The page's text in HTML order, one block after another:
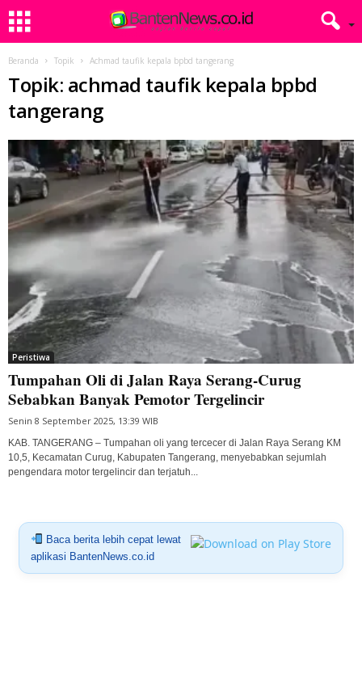
Beranda Topik Achmad taufik kepala bpbd tangerang
Topik: achmad taufik kepala bpbd
tangerang
Peristiwa
Tumpahan Oli di Jalan Raya Serang-Curug
Sebabkan Banyak Pemotor Tergelincir
Senin 8 September 2025, 13:39 WIB
KAB. TANGERANG – Tumpahan oli yang tercecer di Jalan Raya Serang KM
10,5, Kecamatan Curug, Kabupaten Tangerang, menyebabkan sejumlah
pengendara motor tergelincir dan terjatuh...
Baca berita lebih cepat lewat
aplikasi BantenNews.co.id